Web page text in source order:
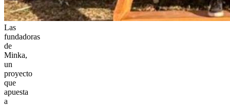
Las
fundadoras
de
Minka,
un
proyecto
que
apuesta
a